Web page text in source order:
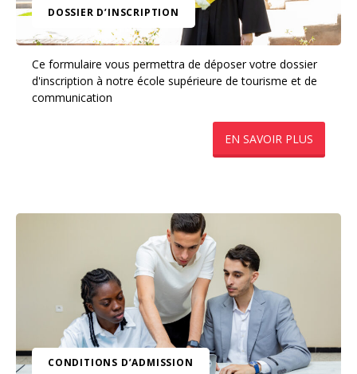
DOSSIER D’INSCRIPTION
Ce formulaire vous permettra de déposer votre dossier
d'inscription à notre école supérieure de tourisme et de
communication
​EN SAVOIR PLUS
CONDITIONS D’ADMISSION